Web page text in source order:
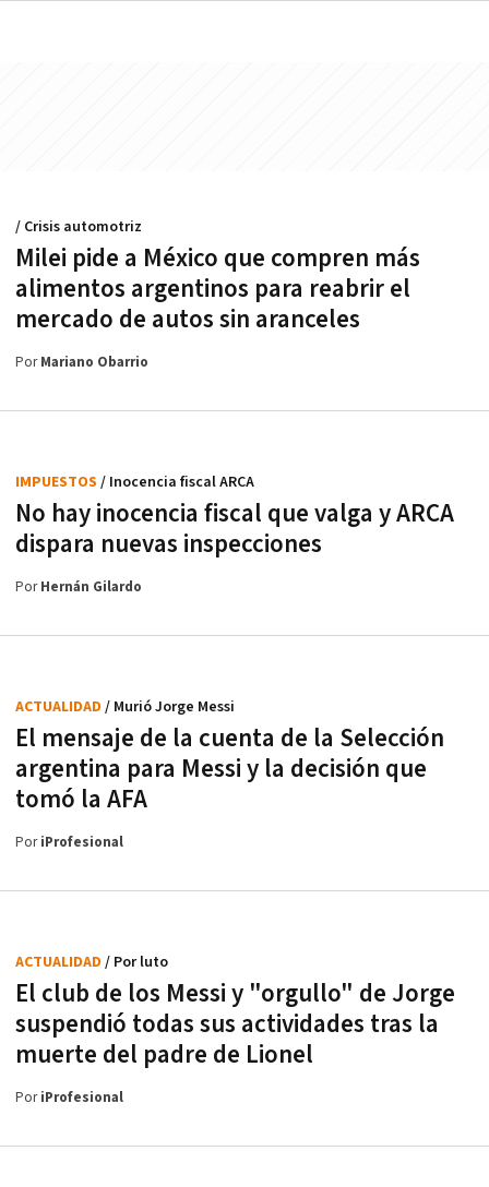
Milei pide a México que compren más
alimentos argentinos para reabrir el
mercado de autos sin aranceles
/ Crisis automotriz
PorMariano Obarrio
No hay inocencia fiscal que valga y ARCA
dispara nuevas inspecciones
IMPUESTOS / Inocencia fiscal ARCA
PorHernán Gilardo
El mensaje de la cuenta de la Selección
argentina para Messi y la decisión que
tomó la AFA
ACTUALIDAD / Murió Jorge Messi
PoriProfesional
El club de los Messi y "orgullo" de Jorge
suspendió todas sus actividades tras la
muerte del padre de Lionel
ACTUALIDAD / Por luto
PoriProfesional